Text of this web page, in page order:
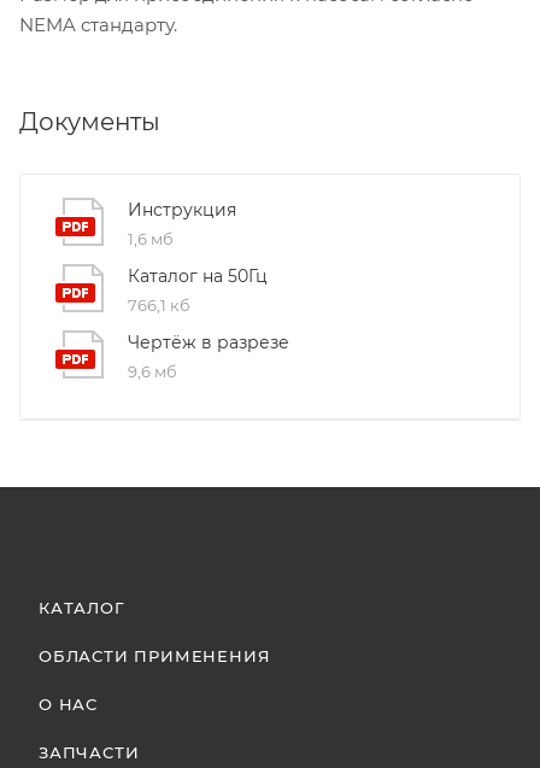
NEMA стандарту.
Документы
Инструкция
1,6 мб
Каталог на 50Гц
766,1 кб
Чертёж в разрезе
9,6 мб
КАТАЛОГ
ОБЛАСТИ ПРИМЕНЕНИЯ
О НАС
ЗАПЧАСТИ